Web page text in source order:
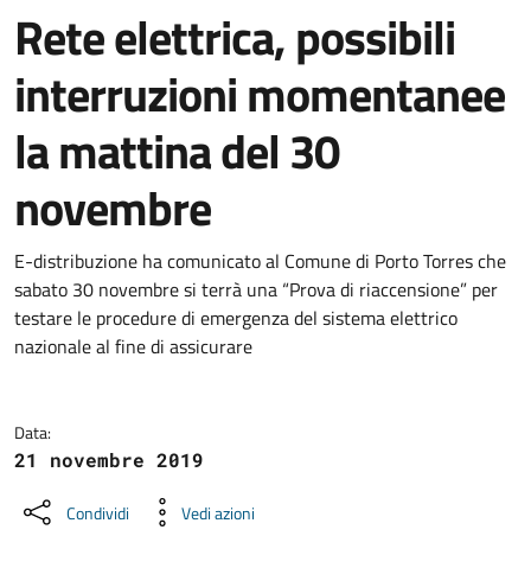
Rete elettrica, possibili
interruzioni momentanee
la mattina del 30
novembre
Dettagli della notizia
E-distribuzione ha comunicato al Comune di Porto Torres che
sabato 30 novembre si terrà una “Prova di riaccensione” per
testare le procedure di emergenza del sistema elettrico
nazionale al fine di assicurare
Data:
21 novembre 2019
Condividi Vedi azioni